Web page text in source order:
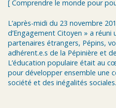
[ Comprendre le monde pour
L’après-midi du 23 novembre
d’Engagement Citoyen » a
partenaires étrangers, Pépins,
adhérent.e.s de la Pépinière et
L’éducation populaire était au
pour développer ensemble une
société et des inégalités sociales.